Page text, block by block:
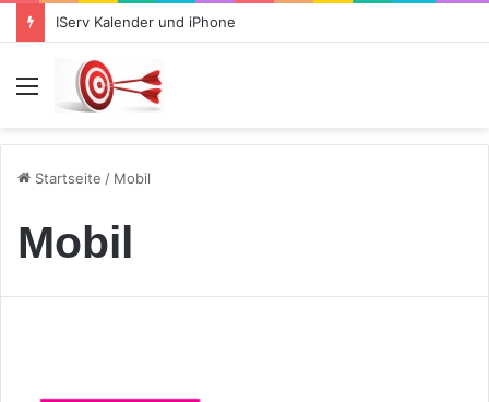
IServ Kalender und iPhone
Menü
Startseite / Mobil
Mobil